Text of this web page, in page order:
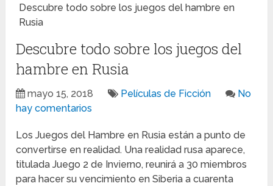
Descubre todo sobre los juegos del hambre en
Rusia
Descubre todo sobre los juegos del
hambre en Rusia
mayo 15, 2018 Películas de Ficción
No
hay comentarios
Los Juegos del Hambre en Rusia están a punto de
convertirse en realidad. Una realidad rusa aparece,
titulada Juego 2 de Invierno, reunirá a 30 miembros
para hacer su vencimiento en Siberia a cuarenta